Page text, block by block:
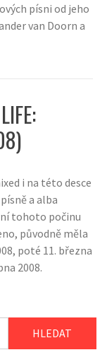
písni od jeho
van Doorn a
i na této desce
a alba
tohoto počinu
původně měla
poté 11. března
2008.